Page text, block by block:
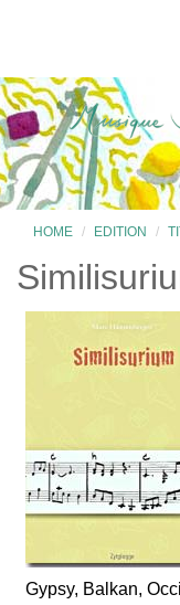
HOME EDITION
Gypsy, Balkan,